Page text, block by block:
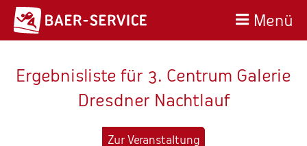
Menü
Ergebnisliste für 3. Centrum Galerie
Dresdner Nachtlauf
Zur Veranstaltung